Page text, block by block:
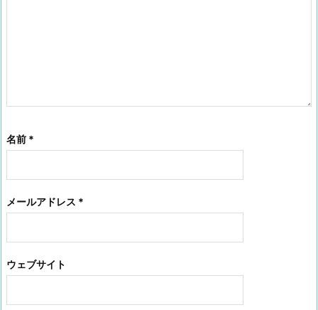
名前 *
メールアドレス *
ウェブサイト